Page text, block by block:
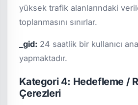
yüksek trafik alanlarındaki
toplanmasını sınırlar.
_gid: 24 saatlik bir kullanıcı
yapmaktadır.
Kategori 4: Hedefleme /
Çerezleri